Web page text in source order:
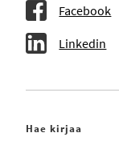
Facebook
Linkedin
Hae kirjaa